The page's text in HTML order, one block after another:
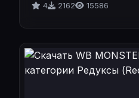
4 2162 15586